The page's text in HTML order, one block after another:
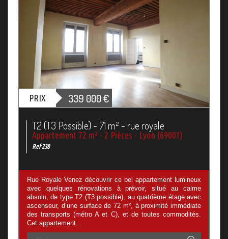
PRIX 339 000€
T2 (T3 Possible) - 71 m² - rue royale
Appartement 72 m² - 2 Pièces - Lyon (69001)
Ref 238
Rue Royale Venez découvrir ce bel appartement lumineux
avec quelques rénovations à prévoir, situé au calme
absolu, de type T2 (T3 possible), au quatrième étage avec
ascenseur, d’une surface de 72 m², à proximité immédiate
des transports (métro A et C), et de toutes commodités.
Cet appartement...